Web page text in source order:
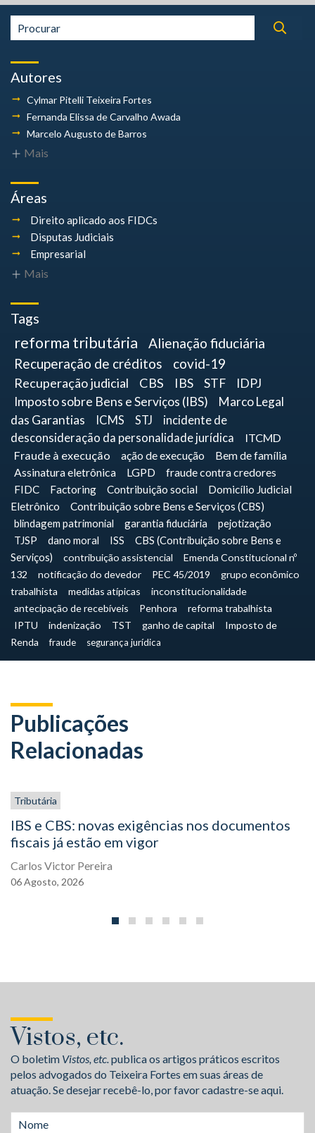
Autores
Cylmar Pitelli Teixeira Fortes
Fernanda Elissa de Carvalho Awada
Marcelo Augusto de Barros
Mais
Áreas
Direito aplicado aos FIDCs
Disputas Judiciais
Empresarial
Mais
Tags
reforma tributária
Alienação fiduciária
Recuperação de créditos
covid-19
Recuperação judicial CBS IBS STF
IDPJ
Imposto sobre Bens e Serviços (IBS)
Marco Legal
das Garantias
ICMS STJ
incidente de
desconsideração da personalidade jurídica
ITCMD
Fraude à execução
ação de execução
Bem de família
Assinatura eletrônica
LGPD fraude contra credores
FIDC Factoring Contribuição social
Domicílio Judicial
Eletrônico
Contribuição sobre Bens e Serviços (CBS)
blindagem patrimonial
garantia fiduciária
pejotização
TJSP
dano moral ISS
CBS (Contribuição sobre Bens e
Serviços)
contribuição assistencial
Emenda Constitucional nº
132
notificação do devedor PEC 45/2019
grupo econômico
trabalhista
medidas atípicas
inconstitucionalidade
antecipação de recebíveis
Penhora
reforma trabalhista
IPTU
indenização TST ganho de capital
Imposto de
Renda
fraude segurança jurídica
Publicações
Relacionadas
Tributária
IBS e CBS: novas exigências nos documentos
fiscais já estão em vigor
Carlos Victor Pereira
06Agosto, 2026
Vistos, etc.
O boletim Vistos, etc.publica os artigos práticos escritos
pelos advogados do Teixeira Fortes em suas áreas de
atuação. Se desejar recebê-lo, por favor cadastre-se aqui.